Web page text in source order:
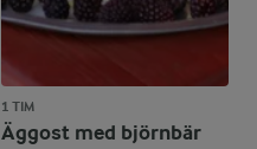
1 TIM
Äggost med björnbär